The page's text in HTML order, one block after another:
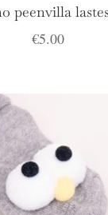
peenvilla
€5.00